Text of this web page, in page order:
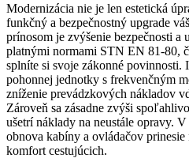
Modernizácia nie je len estetická
funkčný a bezpečnostný upgrade
prínosom je zvýšenie bezpečnosti a
platnými normami STN EN 81-80,
splníte si svoje zákonné povinnosti.
pohonnej jednotky s frekvenčným
zníženie prevádzkových nákladov
Zároveň sa zásadne zvýši
ušetrí náklady na neustále opravy.
obnova kabíny a ovládačov
komfort cestujúcich.